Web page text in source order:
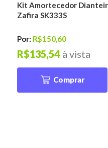
Kit Amortecedor
Zafira SK333S
Por: R$150,60
à vista
R$135,54
Comprar